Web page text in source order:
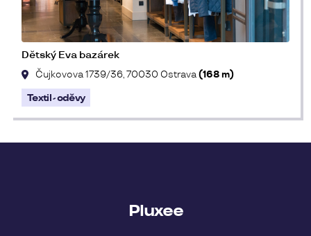
Dětský Eva bazárek
Čujkovova 1739/36, 70030 Ostrava(168 m)
Textil - oděvy
Pluxee